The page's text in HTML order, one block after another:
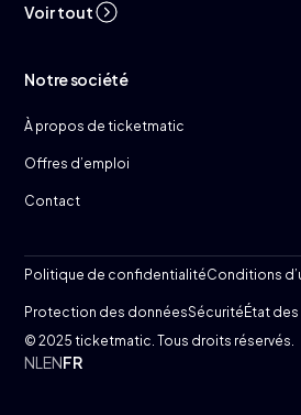
Voir tout
Notre société
À propos de ticketmatic
Offres d’emploi
Contact
© 2025 ticketmatic. Tous droits réservés.
Politique de confidentialitéConditions
Protection des donnéesSécurité État
NLENFR